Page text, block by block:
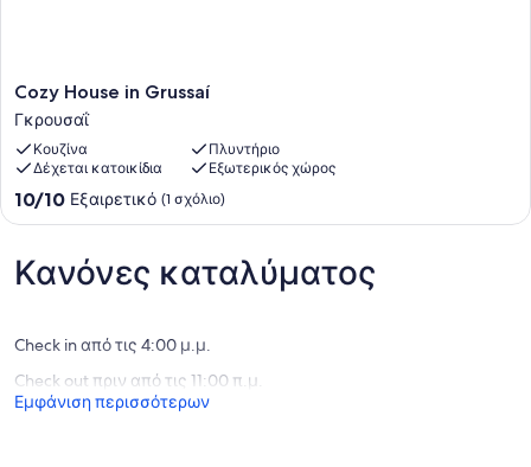
Cozy
House
in
Grussaí
Γκρουσαΐ
Cozy House in Grussaí
Γκρουσαΐ
Κουζίνα
Πλυντήριο
Δέχεται κατοικίδια
Εξωτερικός χώρος
10.0
στα
Εξαιρετικό,
(1
10/10 Εξαιρετικό (1 σχόλιο)
Κανόνες καταλύματος
Check in από τις 4:00 μ.μ.
Check out πριν από τις 11:00 π.μ.
Εμφάνιση περισσότερων